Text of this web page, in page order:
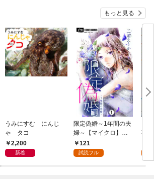
もっと見る
うみにすむ にんじ
ゃ タコ
2,200
新着
限定偽婚～1年間の夫
婦～【マイクロ】
（１）
121
試読フル
事